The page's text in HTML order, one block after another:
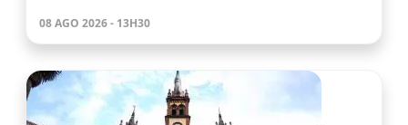
08 AGO 2026 - 13H30